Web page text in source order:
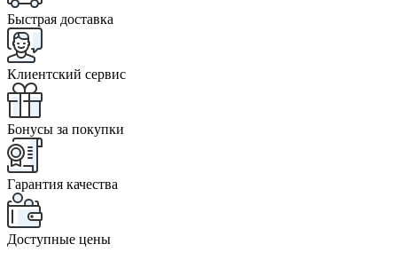
Быстрая доставка
Клиентский сервис
Бонусы за покупки
Гарантия качества
Доступные цены